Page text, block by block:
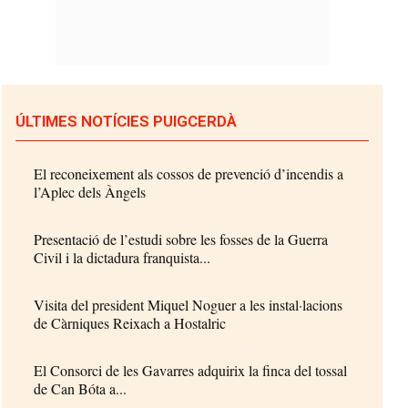
ÚLTIMES NOTÍCIES PUIGCERDÀ
El reconeixement als cossos de prevenció d’incendis a
l’Aplec dels Àngels
Presentació de l’estudi sobre les fosses de la Guerra
Civil i la dictadura franquista...
Visita del president Miquel Noguer a les instal·lacions
de Càrniques Reixach a Hostalric
El Consorci de les Gavarres adquirix la finca del tossal
de Can Bóta a...